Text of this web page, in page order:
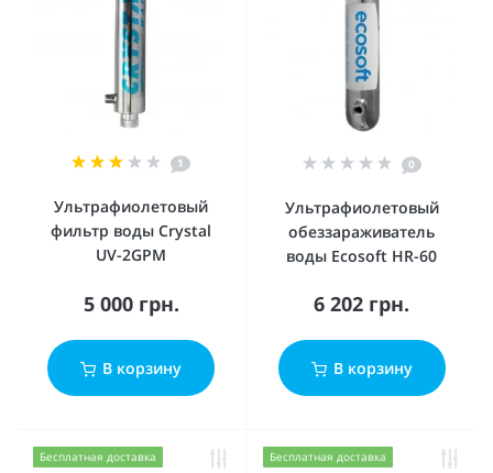
1
Ультрафиолетовый
фильтр воды Crystal
UV-2GPM
5 000 грн.
В корзину
0
Ультрафиолетовый
обеззараживатель
воды Ecosoft HR-60
6 202 грн.
В корзину
Бесплатная доставка Бесплатная доставка